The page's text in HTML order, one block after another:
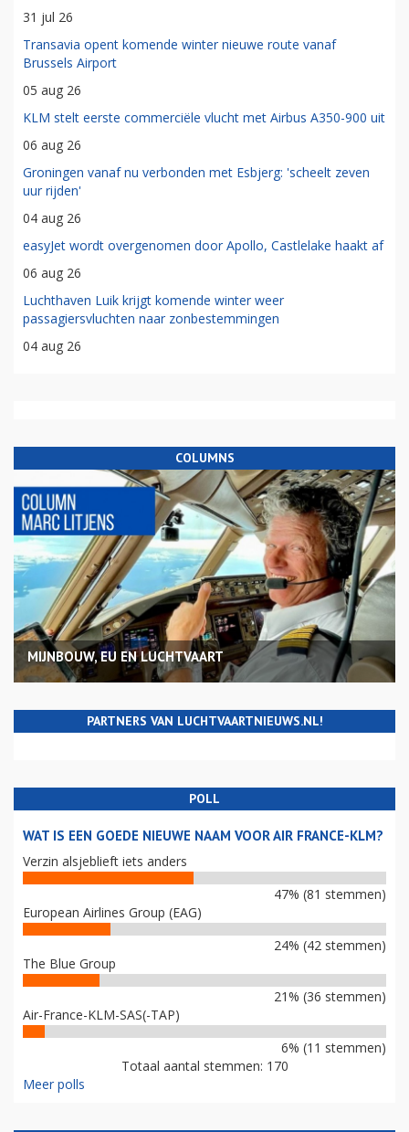
31 jul 26
Transavia opent komende winter nieuwe route vanaf
Brussels Airport
05 aug 26
KLM stelt eerste commerciële vlucht met Airbus A350-900 uit
06 aug 26
Groningen vanaf nu verbonden met Esbjerg: 'scheelt zeven
uur rijden'
04 aug 26
easyJet wordt overgenomen door Apollo, Castlelake haakt af
06 aug 26
Luchthaven Luik krijgt komende winter weer
passagiersvluchten naar zonbestemmingen
04 aug 26
COLUMNS
MIJNBOUW, EU EN LUCHTVAART
PARTNERS VAN LUCHTVAARTNIEUWS.NL!
POLL
WAT IS EEN GOEDE NIEUWE NAAM VOOR AIR FRANCE-KLM?
Verzin alsjeblieft iets anders
47% (81 stemmen)
European Airlines Group (EAG)
24% (42 stemmen)
The Blue Group
21% (36 stemmen)
Air-France-KLM-SAS(-TAP)
6% (11 stemmen)
Totaal aantal stemmen: 170
Meer polls